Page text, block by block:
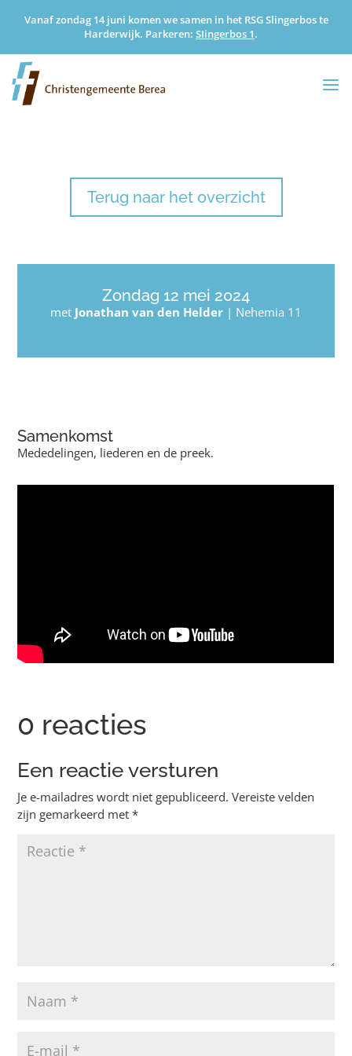
Vanaf zondag 14 juni komen we samen in het RSG Slingerbos te
Harderwijk. Parkeren: SIingerbos 1.
Terug naar het overzicht
Zondag 12 mei 2024
met Jonathan van den Helder | Nehemia 11
Samenkomst
Mededelingen, liederen en de preek.
0 reacties
Een reactie versturen
Je e-mailadres wordt niet gepubliceerd. Vereiste velden
zijn gemarkeerd met*